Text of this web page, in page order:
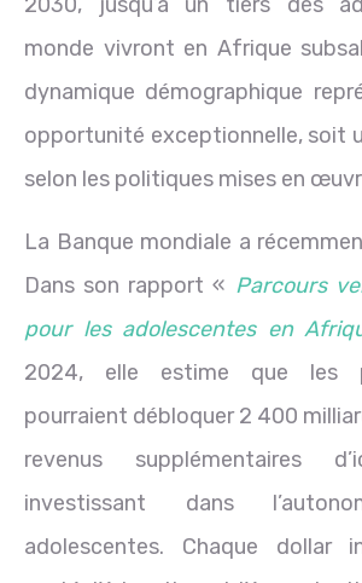
monde vivront en Afrique
dynamique démographique
opportunité exceptionnelle, soit
selon les politiques mises en
La Banque mondiale a
Dans son rapport « Parcours
pour les adolescentes en
2024, elle estime que les
pourraient débloquer 2 400
revenus supplémentaires
investissant dans
adolescentes. Chaque dollar